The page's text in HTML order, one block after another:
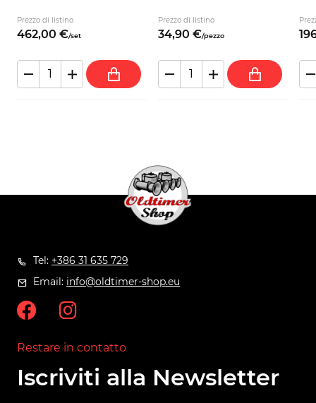
Prezzo di listino
462,00 €/set
Prezzo di listino
34,90 €/pezzo
Tel: +386 31 635 729
Email: info@oldtimer-shop.eu
Restare in contatto
Iscriviti alla Newsletter